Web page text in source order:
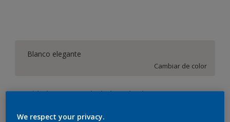
Blanco elegante
Cambiar de color
Cantidad Calculadora de pintura
We respect your privacy.